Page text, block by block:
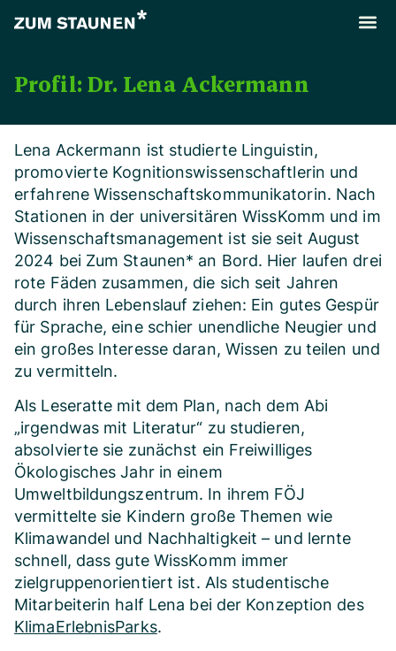
Profil: Dr. Lena Ackermann
Lena Ackermann ist studierte Linguistin,
promovierte Kognitionswissenschaftlerin und
erfahrene Wissenschaftskommunikatorin. Nach
Stationen in der universitären WissKomm und im
Wissenschaftsmanagement ist sie seit August
2024 bei Zum Staunen* an Bord. Hier laufen drei
rote Fäden zusammen, die sich seit Jahren
durch ihren Lebenslauf ziehen: Ein gutes Gespür
für Sprache, eine schier unendliche Neugier und
ein großes Interesse daran, Wissen zu teilen und
zu vermitteln.
Als Leseratte mit dem Plan, nach dem Abi
„irgendwas mit Literatur“ zu studieren,
absolvierte sie zunächst ein Freiwilliges
Ökologisches Jahr in einem
Umweltbildungszentrum. In ihrem FÖJ
vermittelte sie Kindern große Themen wie
Klimawandel und Nachhaltigkeit – und lernte
schnell, dass gute WissKomm immer
zielgruppenorientiert ist. Als studentische
Mitarbeiterin half Lena bei der Konzeption des
KlimaErlebnisParks.